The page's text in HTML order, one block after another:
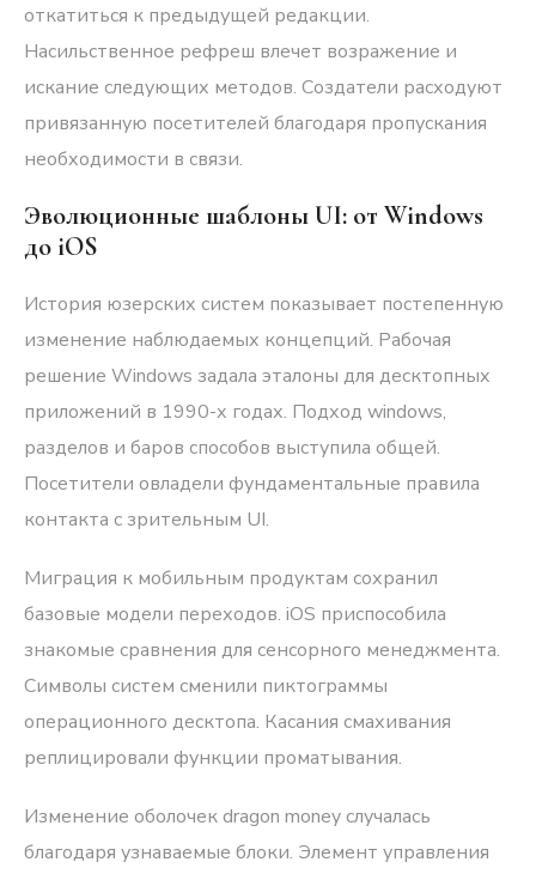
откатиться к предыдущей редакции.
Насильственное рефреш влечет возражение и
искание следующих методов. Создатели расходуют
привязанную посетителей благодаря пропускания
необходимости в связи.
Эволюционные шаблоны UI: от Windows
до iOS
История юзерских систем показывает постепенную
изменение наблюдаемых концепций. Рабочая
решение Windows задала эталоны для десктопных
приложений в 1990-х годах. Подход windows,
разделов и баров способов выступила общей.
Посетители овладели фундаментальные правила
контакта с зрительным UI.
Миграция к мобильным продуктам сохранил
базовые модели переходов. iOS приспособила
знакомые сравнения для сенсорного менеджмента.
Символы систем сменили пиктограммы
операционного десктопа. Касания смахивания
реплицировали функции проматывания.
Изменение оболочек dragon money случалась
благодаря узнаваемые блоки. Элемент управления